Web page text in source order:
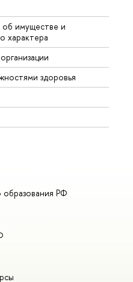
об имуществе и
характера
здоровья
РФ